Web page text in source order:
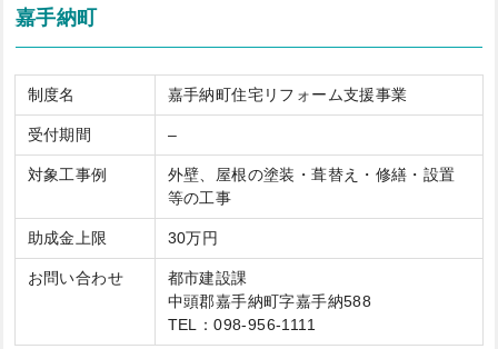
嘉手納町
制度名 嘉手納町住宅リフォーム支援事業
受付期間 –
対象工事例
外壁、屋根の塗装・葺替え・修繕・設置
等の工事
助成金上限 30万円
お問い合わせ
都市建設課
中頭郡嘉手納町字嘉手納588
TEL：098-956-1111